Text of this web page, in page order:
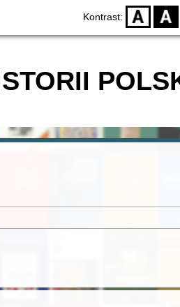
Kontrast: D BW